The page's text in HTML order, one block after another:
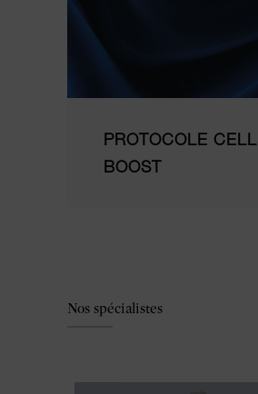
PROTOCOLE CELL
BOOST
Nos spécialistes